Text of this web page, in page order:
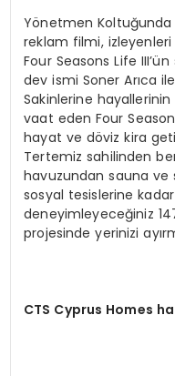
Yönetmen Koltuğunda
reklam filmi,
Four Seasons Life
dev ismi Soner Arıca
Sakinlerine
vaat eden Four
hayat ve döviz kira
Tertemiz sahilinden
havuzundan sauna ve
sosyal tesislerine
deneyimleyeceğiniz
projesinde yerinizi
CTS Cyprus Homes